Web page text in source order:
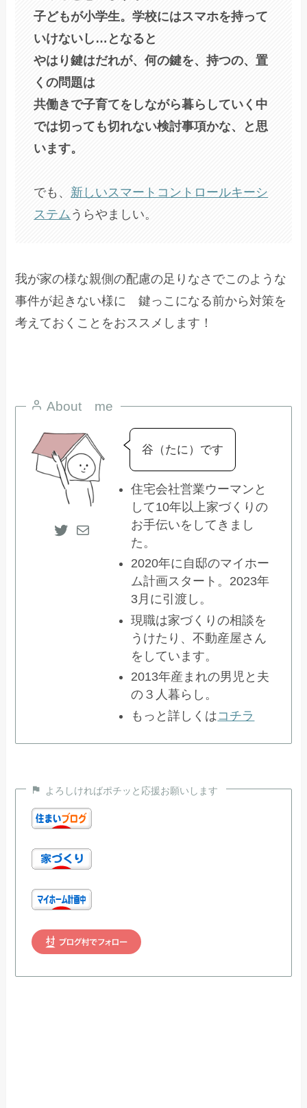
子どもが小学生。学校にはスマホを持って
いけないし…となると
やはり鍵はだれが、何の鍵を、持つの、置
くの問題は
共働きで子育てをしながら暮らしていく中
では切っても切れない検討事項かな、と思
います。
でも、 新しいスマートコントロールキーシ
ステム うらやましい。
我が家の様な親側の配慮の足りなさでこのような
事件が起きない様に 鍵っこになる前から対策を
考えておくことをおススメします！
About me
Twitter メール
谷（たに）です
住宅会社営業ウーマンと
して10年以上家づくりの
お手伝いをしてきまし
た。
2020年に自邸のマイホー
ム計画スタート。2023年
3月に引渡し。
現職は家づくりの相談を
うけたり、不動産屋さん
をしています。
2013年産まれの男児と夫
の３人暮らし。
もっと詳しくはコチラ
よろしければポチッと応援お願いします